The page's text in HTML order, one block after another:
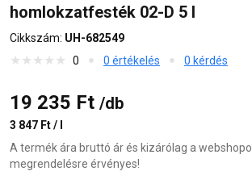
homlokzatfesték 02-D 5 l
Cikkszám: UH-682549
0
0 értékelés 0 kérdés
19 235 Ft /db
3 847 Ft / l
A termék ára bruttó ár és kizárólag a
megrendelésre érvényes!